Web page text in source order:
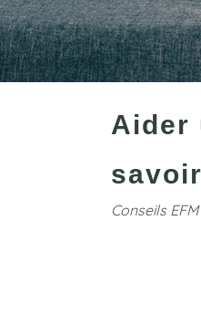
Aider
Conseils EFM